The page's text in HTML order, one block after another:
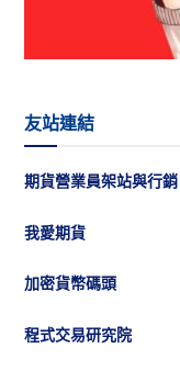
友站連結
期貨營業員架站與行銷
我愛期貨
加密貨幣碼頭
程式交易研究院